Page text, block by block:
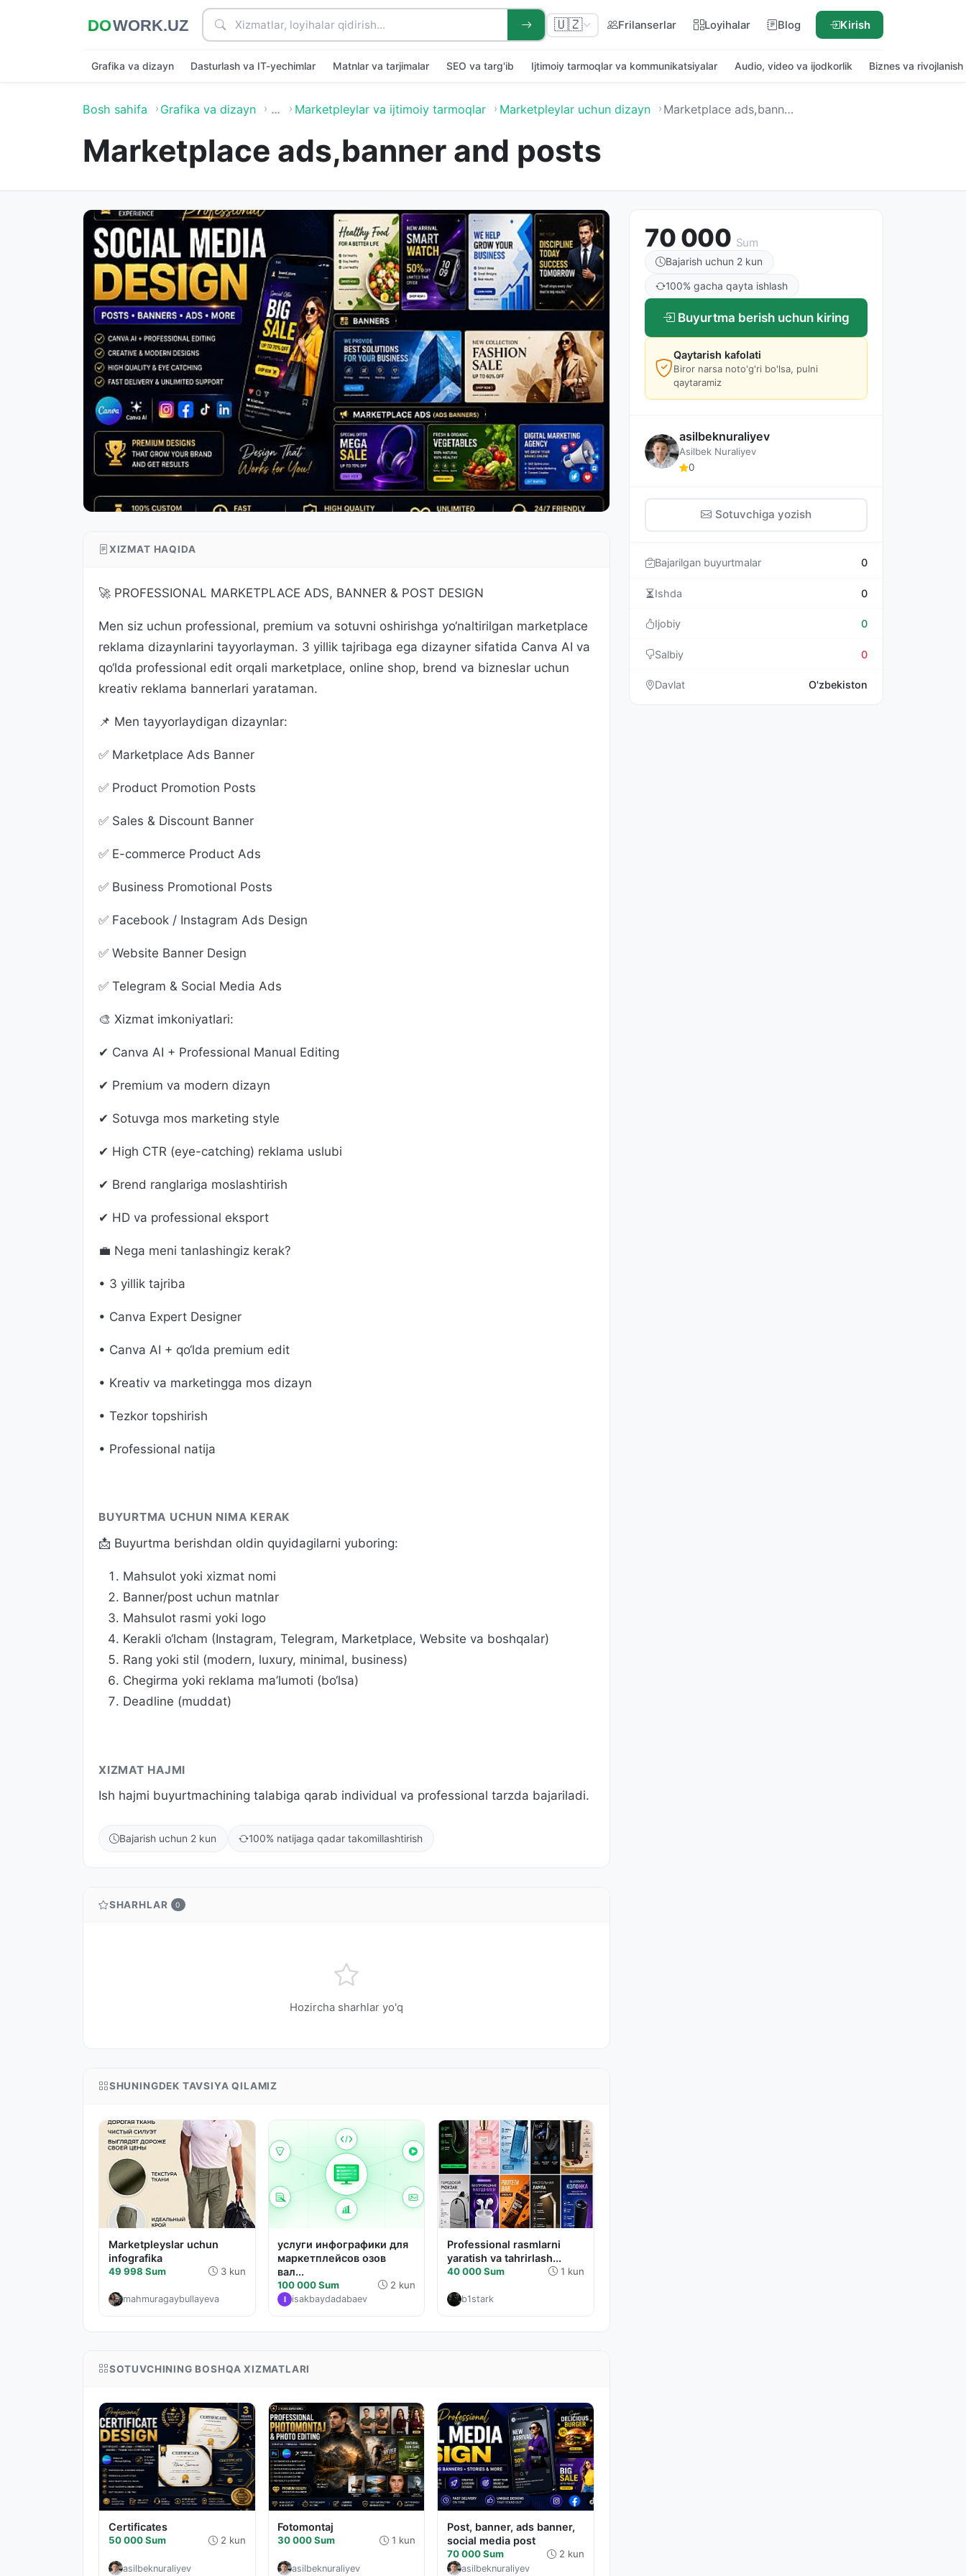
🇺🇿 Frilanserlar Loyihalar Blog Kirish
Grafika va dizayn Dasturlash va IT-yechimlar Matnlar va tarjimalar SEO va targ'ib Ijtimoiy tarmoqlar va kommunikatsiyalar Audio, video va ijodkorlik Biznes va rivojlanish
Bosh sahifa Grafika va dizayn … Marketpleylar va ijtimoiy tarmoqlar Marketpleylar uchun dizayn Marketplace ads,banner and posts
Marketplace ads,banner and posts
XIZMAT HAQIDA
🚀 PROFESSIONAL MARKETPLACE ADS, BANNER & POST DESIGN
Men siz uchun professional, premium va sotuvni oshirishga yo‘naltirilgan marketplace
reklama dizaynlarini tayyorlayman. 3 yillik tajribaga ega dizayner sifatida Canva AI va
qo‘lda professional edit orqali marketplace, online shop, brend va bizneslar uchun
kreativ reklama bannerlari yarataman.
📌 Men tayyorlaydigan dizaynlar:
✅ Marketplace Ads Banner
✅ Product Promotion Posts
✅ Sales & Discount Banner
✅ E-commerce Product Ads
✅ Business Promotional Posts
✅ Facebook / Instagram Ads Design
✅ Website Banner Design
✅ Telegram & Social Media Ads
🎨 Xizmat imkoniyatlari:
✔ Canva AI + Professional Manual Editing
✔ Premium va modern dizayn
✔ Sotuvga mos marketing style
✔ High CTR (eye-catching) reklama uslubi
✔ Brend ranglariga moslashtirish
✔ HD va professional eksport
💼 Nega meni tanlashingiz kerak?
• 3 yillik tajriba
• Canva Expert Designer
• Canva AI + qo‘lda premium edit
• Kreativ va marketingga mos dizayn
• Tezkor topshirish
• Professional natija
BUYURTMA UCHUN NIMA KERAK
📩 Buyurtma berishdan oldin quyidagilarni yuboring:
Mahsulot yoki xizmat nomi
Banner/post uchun matnlar
Mahsulot rasmi yoki logo
Kerakli o‘lcham (Instagram, Telegram, Marketplace, Website va boshqalar)
Rang yoki stil (modern, luxury, minimal, business)
Chegirma yoki reklama ma’lumoti (bo‘lsa)
Deadline (muddat)
XIZMAT HAJMI
Ish hajmi buyurtmachining talabiga qarab individual va professional tarzda bajariladi.
Bajarish uchun 2 kun 100% natijaga qadar takomillashtirish
SHARHLAR 0
Hozircha sharhlar yo'q
SHUNINGDEK TAVSIYA QILAMIZ
Marketpleyslar uchun
infografika
49 998 Sum 3 kun
mahmuragaybullayeva
услуги инфографики для
маркетплейсов озов
вал...
100 000 Sum 2 kun
I isakbaydadabaev
Professional rasmlarni
yaratish va tahrirlash...
40 000 Sum 1 kun
b1stark
SOTUVCHINING BOSHQA XIZMATLARI
Certificates
50 000 Sum 2 kun
asilbeknuraliyev
Fotomontaj
30 000 Sum 1 kun
asilbeknuraliyev
Post, banner, ads banner,
social media post
70 000 Sum 2 kun
asilbeknuraliyev
70 000 Sum
Bajarish uchun 2 kun
100% gacha qayta ishlash
Buyurtma berish uchun kiring
Qaytarish kafolati
Biror narsa noto'g'ri bo'lsa, pulni
qaytaramiz
asilbeknuraliyev
Asilbek Nuraliyev
0
Sotuvchiga yozish
Bajarilgan buyurtmalar 0
Ishda 0
Ijobiy 0
Salbiy 0
Davlat O'zbekiston